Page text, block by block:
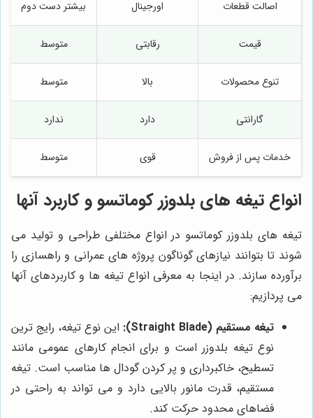
اصالت قطعات اورجینال بیشتر دست دوم
قیمت رقابتی متوسط
تنوع محصولات بالا متوسط
گارانتی دارد ندارد
خدمات پس از فروش قوی متوسط
انواع تیغه های بلدوزر کوماتسو و کاربرد آنها
تیغه های بلدوزر کوماتسو در انواع مختلفی طراحی و تولید می
شوند تا بتوانند نیازهای گوناگون پروژه های عمرانی و راهسازی را
برآورده سازند. در اینجا به معرفی انواع تیغه ها و کاربردهای آنها
می پردازیم:
تیغه مستقیم (Straight Blade):
این نوع تیغه، رایج ترین
نوع تیغه بلدوزر است و برای انجام کارهای عمومی مانند
تسطیح، خاکبرداری و پر کردن گودال ها مناسب است. تیغه
مستقیم، قدرت مانور بالایی دارد و می تواند به راحتی در
فضاهای محدود حرکت کند.